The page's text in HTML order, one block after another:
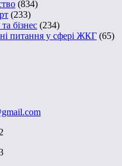
(834)
(233)
бізнес (234)
питання у сфері ЖКГ (65)